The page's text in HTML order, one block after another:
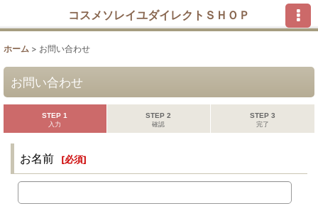
コスメソレイユダイレクトＳＨＯＰ
ホーム > お問い合わせ
お問い合わせ
STEP 1
入力
STEP 2
確認
STEP 3
完了
お名前 [必須]